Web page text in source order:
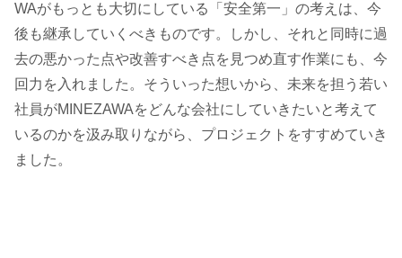
WAがもっとも大切にしている「安全第一」の考えは、今
後も継承していくべきものです。しかし、それと同時に過
去の悪かった点や改善すべき点を見つめ直す作業にも、今
回力を入れました。そういった想いから、未来を担う若い
社員がMINEZAWAをどんな会社にしていきたいと考えて
いるのかを汲み取りながら、プロジェクトをすすめていき
ました。